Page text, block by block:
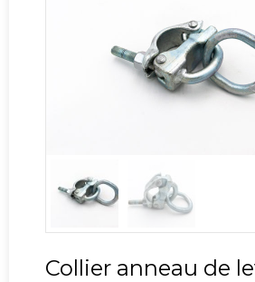
Collier anneau de